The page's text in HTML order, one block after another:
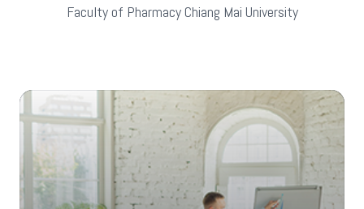
Faculty of Pharmacy Chiang Mai University